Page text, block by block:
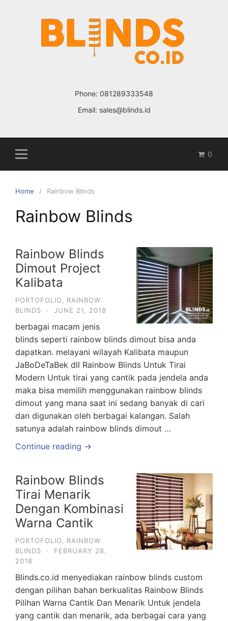
Phone: 081289333548
Email: sales@blinds.id
0
Home Rainbow Blinds
Rainbow Blinds
Rainbow Blinds
Dimout Project
Kalibata
PORTOFOLIO
RAINBOW
BLINDS
· JUNE 21, 2018
berbagai macam jenis
blinds seperti rainbow blinds dimout bisa anda
dapatkan. melayani wilayah Kalibata maupun
JaBoDeTaBek dll Rainbow Blinds Untuk Tirai
Modern Untuk tirai yang cantik pada jendela anda
maka bisa memilih menggunakan rainbow blinds
dimout yang mana saat ini sedang banyak di cari
dan digunakan oleh berbagai kalangan. Salah
satunya adalah rainbow blinds dimout …
Continue reading →
Rainbow Blinds
Tirai Menarik
Dengan Kombinasi
Warna Cantik
PORTOFOLIO
RAINBOW
BLINDS
·
FEBRUARY 28,
2018
Blinds.co.id menyediakan rainbow blinds custom
dengan pilihan bahan berkualitas Rainbow Blinds
Pilihan Warna Cantik Dan Menarik Untuk jendela
yang cantik dan menarik, ada berbagai cara yang